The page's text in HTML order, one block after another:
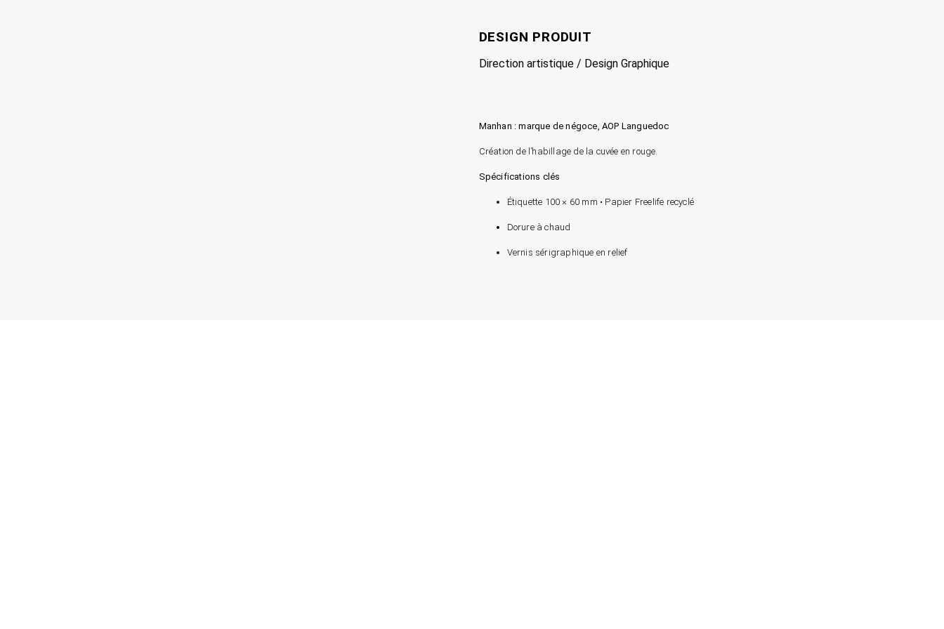
DESIGN PRODUIT
Direction artistique / Design Graphique
Manhan : marque de négoce, AOP Languedoc
Création de l’habillage de la cuvée en rouge.
Spécifications clés
Étiquette 100 × 60 mm • Papier Freelife recyclé
Dorure à chaud
Vernis sérigraphique en relief